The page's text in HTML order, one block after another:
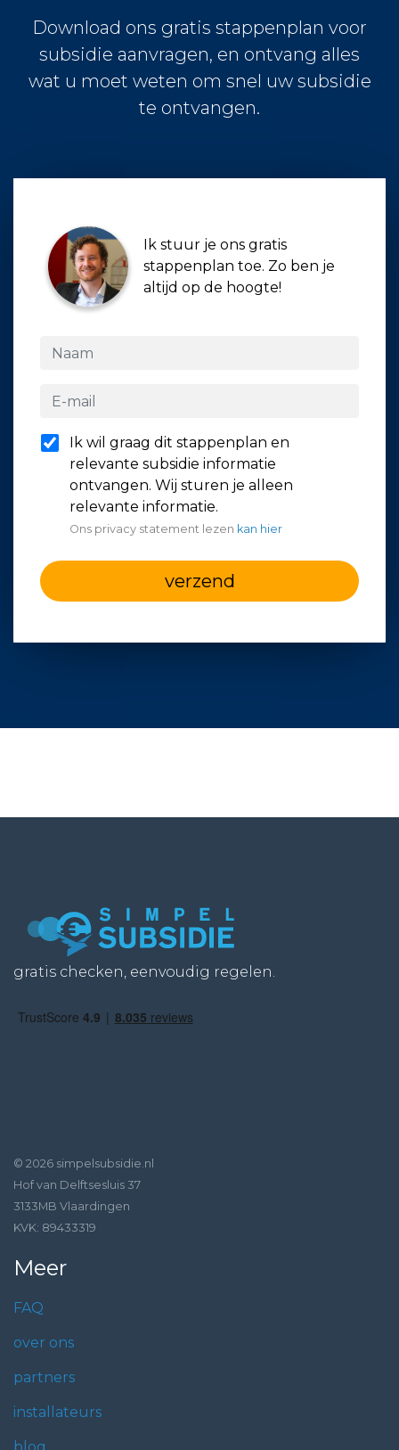
Download ons gratis stappenplan voor
subsidie aanvragen, en ontvang alles
wat u moet weten om snel uw subsidie
te ontvangen.
Ik stuur je ons gratis
stappenplan toe. Zo ben je
altijd op de hoogte!
Ik wil graag dit stappenplan en
relevante subsidie informatie
ontvangen. Wij sturen je alleen
relevante informatie.
Ons privacy statement lezen kan hier
verzend
gratis checken, eenvoudig regelen.
© 2026 simpelsubsidie.nl
Hof van Delftsesluis 37
3133MB Vlaardingen
KVK: 89433319
Meer
FAQ
over ons
partners
installateurs